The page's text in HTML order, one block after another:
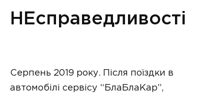
НЕсправедливості
Серпень 2019 року. Після поїздки в
автомобілі сервісу “БлаБлаКар”,